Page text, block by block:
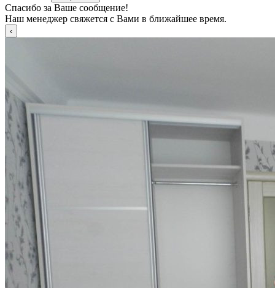
Спасибо за Ваше сообщение!
Наш менеджер свяжется с Вами в ближайшее время.